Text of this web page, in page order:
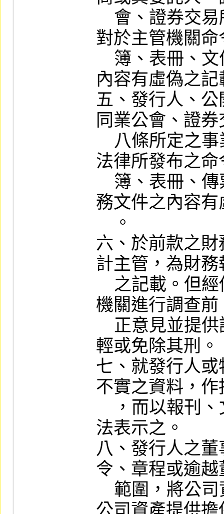
對於主管機關
內容有虛偽之記
五、發行人、
同業公會、證
法律所發布之
務文件之內容
六、於前款之
計主管，為財
機關進行調查
輕或免除其刑。
七、就發行人
不實之資料，
法表示之。
八、發行人之
令、章程或逾